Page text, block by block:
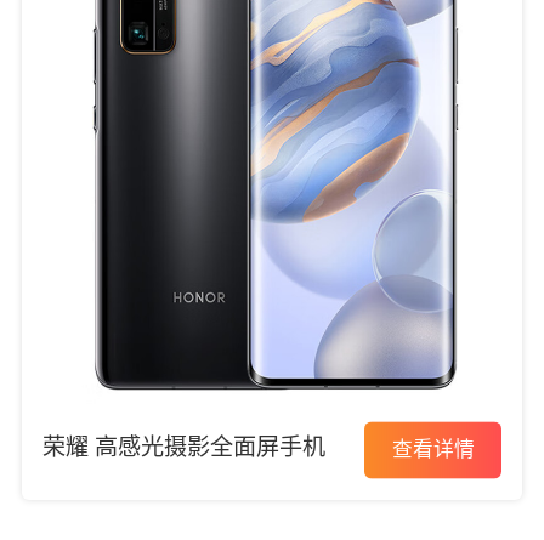
荣耀 高感光摄影全面屏手机 查看详情